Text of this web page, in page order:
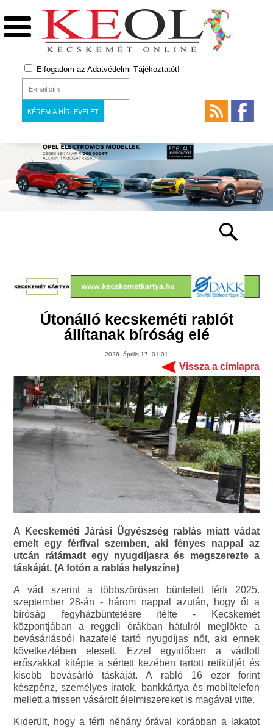
Elfogadom az Adatvédelmi Tájékoztatót!
Útonálló kecskeméti rablót
állítanak bíróság elé
2026. április 17. 01:01
Vissza a címlapra
A Kecskeméti Járási Ügyészség rablás miatt vádat
emelt egy férfival szemben, aki fényes nappal az
utcán rátámadt egy nyugdíjasra és megszerezte a
táskáját. (A fotón a rablás helyszíne)
A vád szerint a többszörösen büntetett férfi 2025.
szeptember 28-án - három nappal azután, hogy őt a
bíróság fegyházbüntetésre ítélte - Kecskemét
központjában a reggeli órákban hátulról meglökte a
bevásárlásból hazafelé tartó nyugdíjas nőt, aki ennek
következtében elesett. Ezzel egyidőben a vádlott
erőszakkal kitépte a sértett kezében tartott retiküljét és
kisebb bevásárló táskáját. A rabló 16 ezer forint
készpénz, személyes iratok, bankkártya és mobiltelefon
mellett a frissen vásárolt élelmiszereket is magával vitte.
Kiderült, hogy a férfi néhány órával korábban a lakatot